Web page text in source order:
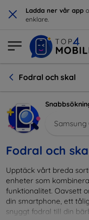
× Ladda ner vår app
enklare.
Fodral och skal
Samsung
Fodral och
Upptäck vårt breda
enheter som
funktionalitet. Oavsett
din smartphone, ett
snyggt fodral till din